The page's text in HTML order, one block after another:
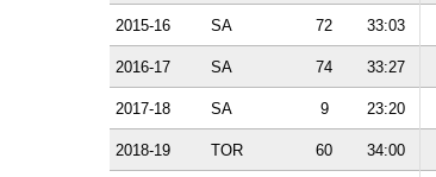
2015-16 SA 72 33:03
2016-17 SA 74 33:27
2017-18 SA 9 23:20
2018-19 TOR 60 34:00